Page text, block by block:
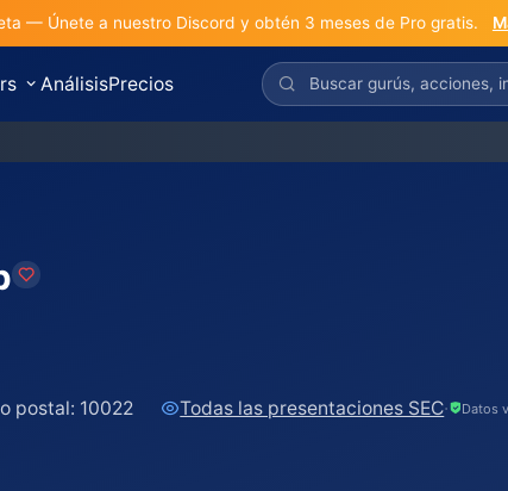
— Únete a nuestro Discord y obtén 3 meses de Pro gratis.
AnálisisPrecios
postal: 10022 Todas las presentaciones SEC· Datos